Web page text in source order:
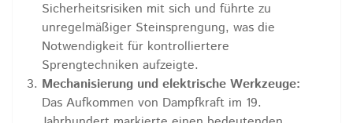
Sicherheitsrisiken mit sich und führte zu
unregelmäßiger Steinsprengung, was die
Notwendigkeit für kontrolliertere
Sprengtechniken aufzeigte.
Mechanisierung und elektrische Werkzeuge:
Das Aufkommen von Dampfkraft im 19.